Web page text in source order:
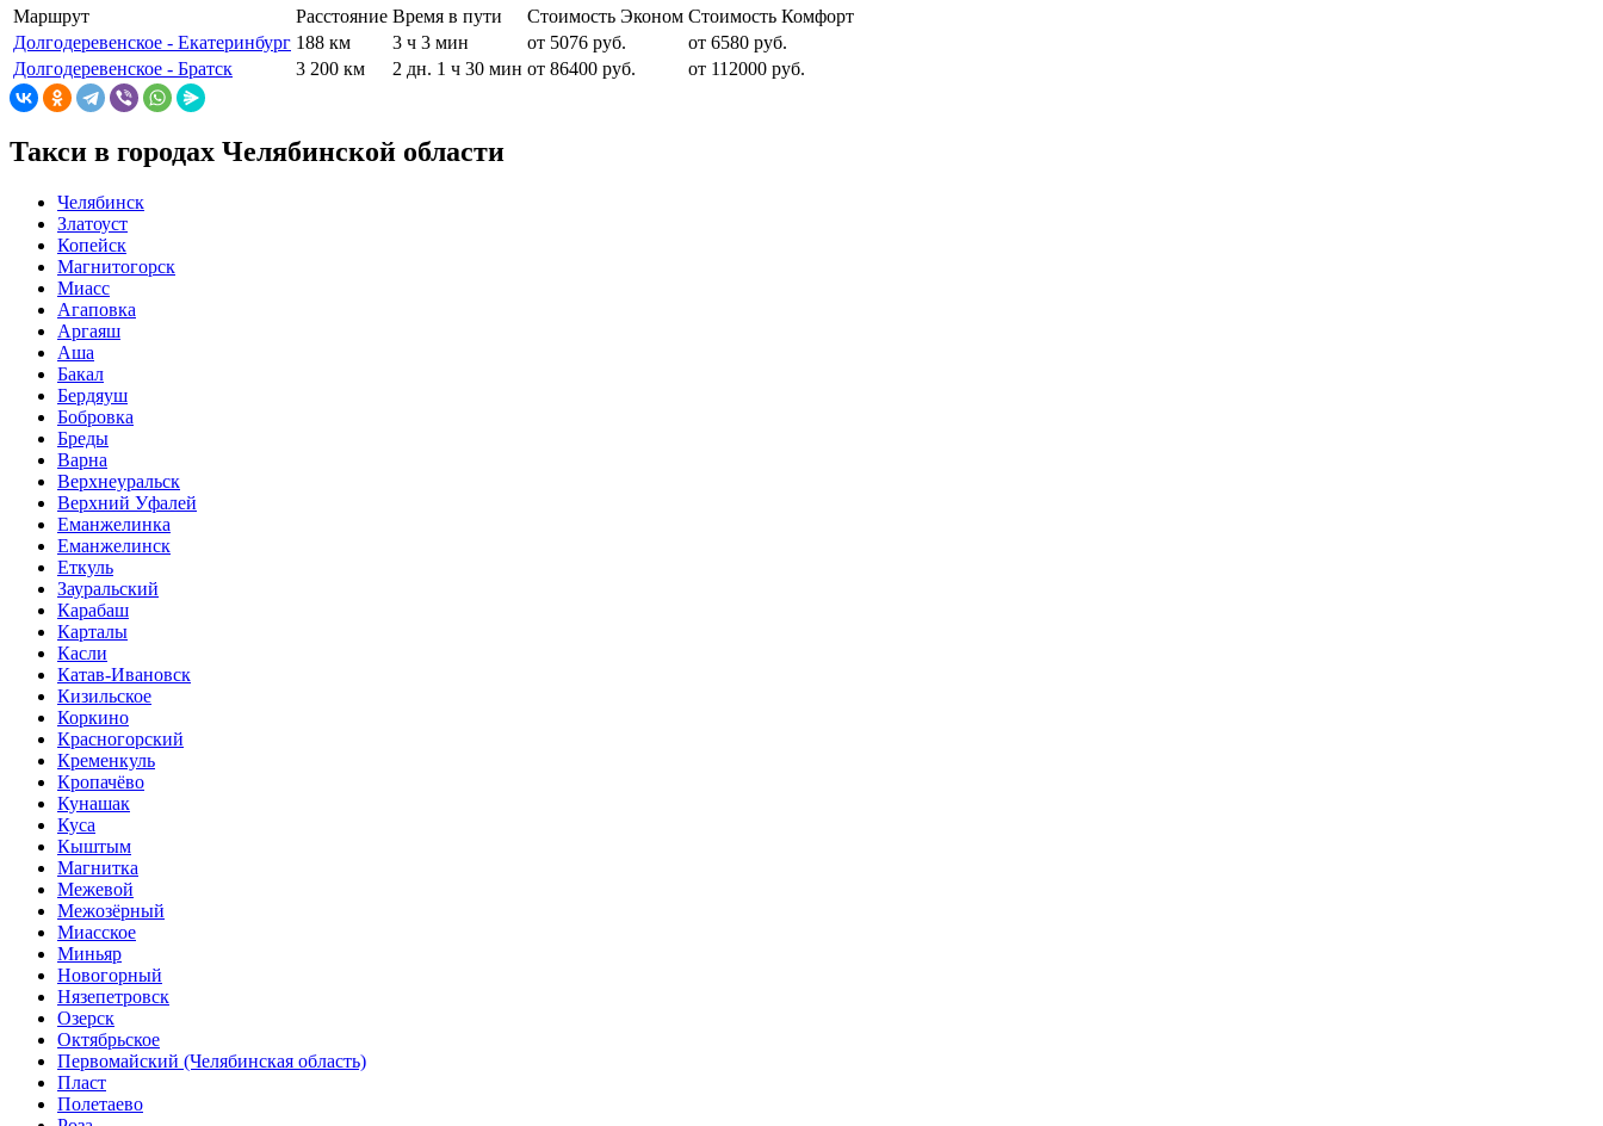
Маршрут Расстояние Время в пути Стоимость Эконом Стоимость Комфорт
Долгодеревенское - Екатеринбург 188 км 3 ч 3 мин от 5076 руб.
от 6580 руб.
Долгодеревенское - Братск
3 200 км 2 дн. 1 ч 30 мин от 86400 руб. от 112000 руб.
Такси в городах Челябинской области
Челябинск
Златоуст
Копейск
Магнитогорск
Миасс
Агаповка
Аргаяш
Аша
Бакал
Бердяуш
Бобровка
Бреды
Варна
Верхнеуральск
Верхний Уфалей
Еманжелинка
Еманжелинск
Еткуль
Зауральский
Карабаш
Карталы
Касли
Катав-Ивановск
Кизильское
Коркино
Красногорский
Кременкуль
Кропачёво
Кунашак
Куса
Кыштым
Магнитка
Межевой
Межозёрный
Миасское
Миньяр
Новогорный
Нязепетровск
Озерск
Октябрьское
Первомайский (Челябинская область)
Пласт
Полетаево